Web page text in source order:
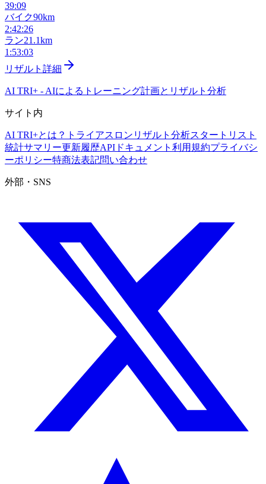
39:09
バイク90km
2:42:26
ラン21.1km
1:53:03
リザルト詳細
AI TRI+ -AIによるトレーニング計画とリザルト分析
サイト内
AI TRI+とは？ トライアスロンリザルト分析スタートリスト
統計サマリー更新履歴APIドキュメント 利用規約プライバシ
ーポリシー特商法表記問い合わせ
外部・SNS